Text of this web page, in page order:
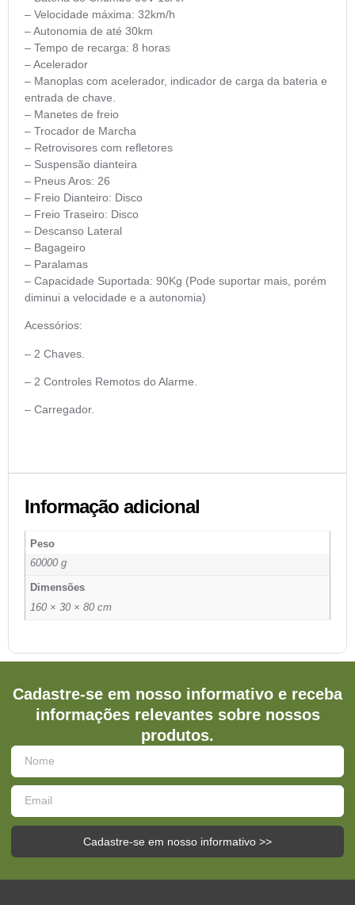
– Velocidade máxima: 32km/h
– Autonomia de até 30km
– Tempo de recarga: 8 horas
– Acelerador
– Manoplas com acelerador, indicador de carga da bateria e
entrada de chave.
– Manetes de freio
– Trocador de Marcha
– Retrovisores com refletores
– Suspensão dianteira
– Pneus Aros: 26
– Freio Dianteiro: Disco
– Freio Traseiro: Disco
– Descanso Lateral
– Bagageiro
– Paralamas
– Capacidade Suportada: 90Kg (Pode suportar mais, porém
diminui a velocidade e a autonomia)
Acessórios:
– 2 Chaves.
– 2 Controles Remotos do Alarme.
– Carregador.
Informação adicional
Peso
60000 g
Dimensões
160 × 30 × 80 cm
Cadastre-se em nosso informativo e receba
informações relevantes sobre nossos
produtos.
Cadastre-se em nosso informativo >>